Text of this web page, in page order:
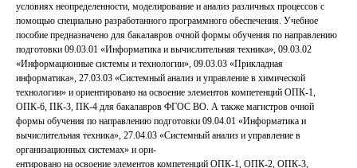
условиях неопределенности, моделирование и анализ различных процессов с
помощью специально разработанного программного обеспечения. Учебное
пособие предназначено для бакалавров очной формы обучения по направлению
подготовки 09.03.01 «Информатика и вычислительная техника», 09.03.02
«Информационные системы и технологии», 09.03.03 «Прикладная
информатика», 27.03.03 «Системный анализ и управление в химической
технологии» и ориентировано на освоение элементов компетенций ОПК‑1,
ОПК‑6, ПК‑3, ПК‑4 для бакалавров ФГОС ВО. А также магистров очной
формы обучения по направлению подготовки 09.04.01 «Информатика и
вычислительная техника», 27.04.03 «Системный анализ и управление в
организационных системах» и ори-
ентировано на освоение элементов компетенций ОПК‑1, ОПК‑2, ОПК‑3,